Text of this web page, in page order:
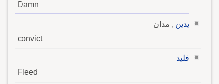
Damn
يدين , مدان
convict
فليد
Fleed